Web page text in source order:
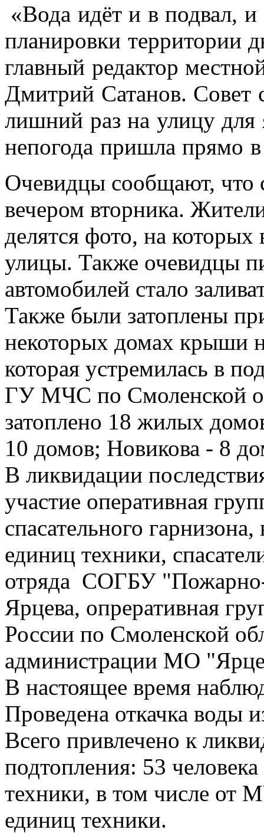
«Вода идёт и в подвал,
планировки территории
главный редактор
Дмитрий Сатанов. Совет
лишний раз на улицу для
непогода пришла прямо
Очевидцы сообщают, что
вечером вторника.
делятся фото, на которых
улицы. Также очевидцы
автомобилей стало
Также были затоплены
некоторых домах крыши
которая устремилась в
ГУ МЧС по Смоленской
затоплено 18 жилых
10 домов; Новикова - 8
В ликвидации
участие оперативная
спасательного
единиц техники,
отряда СОГБУ "Пожарно-
Ярцева, опреративная
России по Смоленской
администрации МО
В настоящее время
Проведена откачка воды
Всего привлечено к
подтопления: 53
техники, в том числе от
единиц техники.